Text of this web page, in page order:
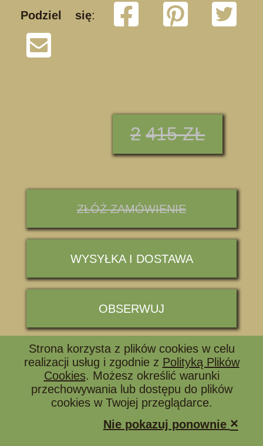
Podziel się:
2 415 ZŁ
ZŁÓŻ ZAMÓWIENIE
WYSYŁKA I DOSTAWA
OBSERWUJ
📞 ZADZWOŃ I ZAPYTAJ
Strona korzysta z plików cookies w celu
realizacji usług i zgodnie z Polityką Plików
Cookies. Możesz określić warunki
przechowywania lub dostępu do plików
cookies w Twojej przeglądarce.
Nie pokazuj ponownie ×